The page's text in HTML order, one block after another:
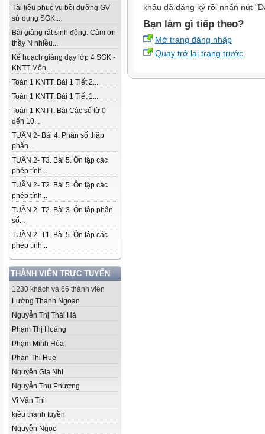
Tài liệu phục vụ bồi dưỡng GV
sử dụng SGK...
Bài giảng rất sinh động. Cảm ơn
thầy N nhiều...
Kế hoạch giảng dạy lớp 4 SGK -
KNTT Môn...
Toán 1 KNTT. Bài 1 Tiết 2....
Toán 1 KNTT. Bài 1 Tiết 1....
Toán 1 KNTT. Bài Các số từ 0
đến 10...
TUẦN 2- Bài 4. Phân số thập
phân...
TUẦN 2- T3. Bài 5. Ôn tập các
phép tính...
TUẦN 2- T2. Bài 5. Ôn tập các
phép tính...
TUẦN 2- T2. Bài 3. Ôn tập phân
số...
TUẦN 2- T1. Bài 5. Ôn tập các
phép tính...
THÀNH VIÊN TRỰC TUYẾN
1230 khách và 66 thành viên
Lường Thanh Ngoan
Nguyễn Thị Thái Hà
Phạm Thị Hoàng
Phạm Minh Hòa
Phan Thi Hue
Nguyên Gia Nhi
Nguyễn Thu Phương
Vi Văn Thi
kiều thanh tuyền
Nguyễn Ngọc
khẩu đã đăng ký rồi nhấn nút
Bạn làm gì tiếp theo?
Mở trang đăng nhập
Quay trở lại trang trước